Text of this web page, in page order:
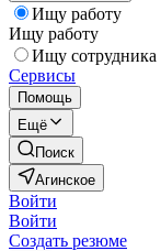
Ищу работу
Ищу работу
Ищу сотрудника
Сервисы
Помощь
Ещё
Поиск
Агинское
Войти
Войти
Создать резюме